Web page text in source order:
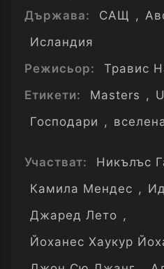
Държава:
САЩ ,
Исландия
Режисьор:
Травис
Етикети:
Masters ,
Господари ,
Участват: Никълъс
Камила Мендес ,
Джаред Лето ,
Йоханес Хаукур